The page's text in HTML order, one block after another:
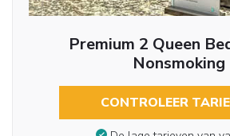
Premium 2 Queen
Nonsmoking
CONTROLEER